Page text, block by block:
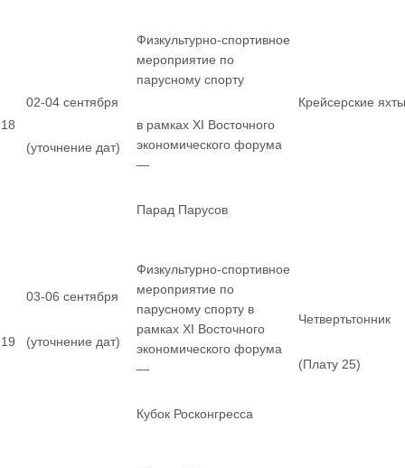
18
02-04 сентября
(уточнение дат)
Физкультурно-спортивное
мероприятие по
парусному спорту
в рамках XI Восточного
экономического форума
—
Парад Парусов
Крейсерские яхты
19
03-06 сентября
(уточнение дат)
Физкультурно-спортивное
мероприятие по
парусному спорту в
рамках XI Восточного
экономического форума
—
Кубок Росконгресса
Четвертьтонник
(Плату 25)